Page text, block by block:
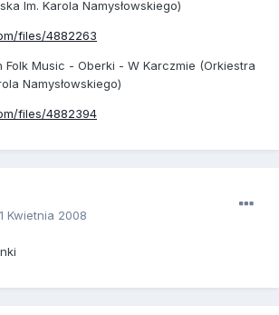
Im. Karola Namysłowskiego)
files/4882263
Folk Music - Oberki - W Karczmie (Orkiestra
Namysłowskiego)
files/4882394
Kwietnia 2008